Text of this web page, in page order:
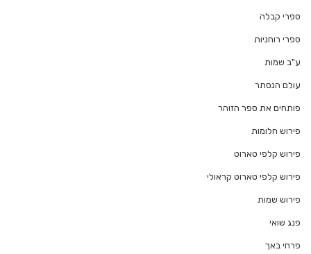
ספרי קבלה
ספרי רוחניות
ע"ב שמות
עולם הנסתר
פותחים את ספר הזוהר
פירוש חלומות
פירוש קלפי טארוט
פירוש קלפי טארוט קראולי
פירוש שמות
פנג שואי
פרחי באך